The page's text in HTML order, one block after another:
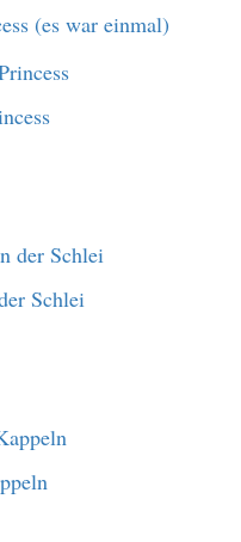
(es war einmal)
Schlei